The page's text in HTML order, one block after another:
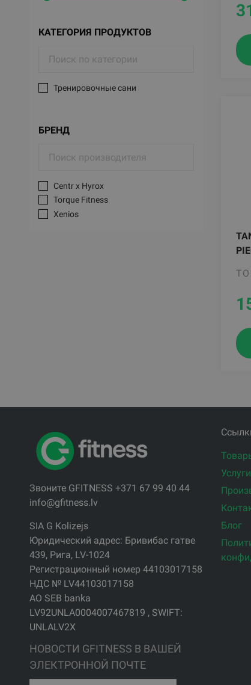
КАТЕГОРИЯ ПРОДУКТОВ
Тренировочные сани
БРЕНД
Centr x Hyrox
Torque Fitness
Xenios
Звоните GFITNESS +371 67 99 40 44
info@gfitness.lv
SIA G Kolizejs
Юридический адрес: Бривибас гатве
439, Рига, LV-1024
Регистрационный номер 44103017158
НДС № LV44103017158
АО SEB banka
LV92UNLA0004007467819 , SWIFT:
UNLALV2X
НОВОСТИ GFITNESS В ВАШЕЙ
ЭЛЕКТРОННОЙ ПОЧТЕ
Услуги
Блог